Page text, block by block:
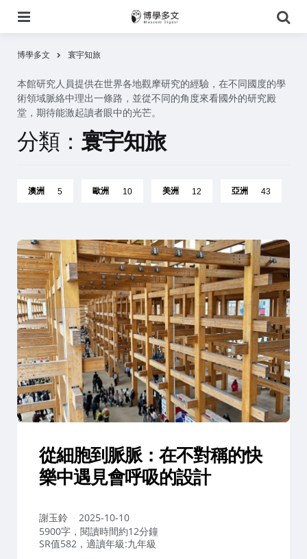
尋
博學多文 寰宇知旅
分類： 寰宇知旅
本館研究人員提供在世界各地觀摩研究的經驗，在不同國度的學
術領域脈絡中理出一條路，並從不同的角度來看國外的研究殿
堂，期待能激起讀者眼中的光芒。
澳洲 5 歐洲 10 美洲 12 亞洲 43
從細胞到脈脈：在不對稱的快
樂中遇見會呼吸的設計
作
者：
謝玉鈴
2025-10-10
5900字，閱讀時間約12分鐘
SR值582，適讀年級:九年級